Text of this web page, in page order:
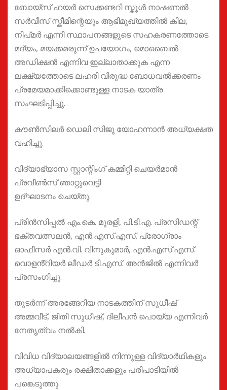
ബോയ്സ് ഹയർ സെക്കണ്ടറി സ്കൂൾ നാഷണൽ
സർവീസ് സ്കീമിന്റെയും ആഭിമുഖ്യത്തിൽ കില,
നിപ്മർ എന്നീ സ്ഥാപനങ്ങളുടെ സഹകരണത്തോടെ
മദ്യം, മയക്കമരുന്ന് ഉപയോഗം, മൊബൈൽ
അഡിക്ഷൻ എന്നിവ ഇല്ലാതാക്കുക എന്ന
ലക്ഷ്യത്തോടെ ലഹരി വിരുദ്ധ ബോധവൽക്കരണം
പ്രമേയമാക്കിക്കൊണ്ടുള്ള നാടക യാത്ര
സംഘടിപ്പിച്ചു.
കൗൺസിലർ ഡെലി സിജു യോഹന്നാൻ അധ്യക്ഷത
വഹിച്ചു.
വിദ്യാഭ്യാസ സ്റ്റാന്റിംഗ് കമ്മിറ്റി ചെയർമാൻ
പ്രവീൺസ് ഞാറ്റുവെട്ടി
ഉദ്ഘാടനം ചെയ്തു.
പ്രിൻസിപ്പൽ എം.കെ. മുരളി, പി.ടി.എ. പ്രസിഡന്റ്
ഭക്തവത്സലൻ, എൻ.എസ്.എസ്. പ്രോഗ്രാം
ഓഫീസർ എൻ.വി. വിനുകുമാർ, എൻ.എസ്.എസ്.
വൊളൻ്റിയർ ലീഡർ ടി.എസ്. അൻജിൽ എന്നിവർ
പ്രസംഗിച്ചു.
തുടർന്ന് അരങ്ങേറിയ നാടകത്തിന് സുധീഷ്
അമ്മവീട്, ജിതി സുധീഷ്, ദിലീപൻ പൊയ്യ എന്നിവർ
നേതൃത്വം നൽകി.
വിവിധ വിദ്യാലയങ്ങളിൽ നിന്നുള്ള വിദ്യാർഥികളും
അധ്യാപകരും രക്ഷിതാക്കളും പരിപാടിയിൽ
പങ്കെടുത്തു.